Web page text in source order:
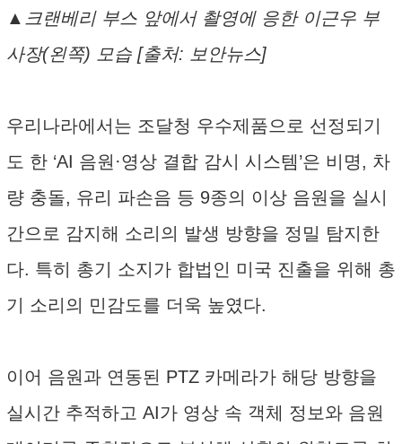
▲크랜베리 부스 앞에서 촬영에 응한 이근우 부
사장(왼쪽) 모습 [출처: 보안뉴스]
우리나라에서는 조달청 우수제품으로 선정되기
도 한 ‘AI 음원·영상 결합 감시 시스템’은 비명, 차
량 충돌, 유리 파손음 등 9종의 이상 음원을 실시
간으로 감지해 소리의 발생 방향을 정밀 탐지한
다. 특히 총기 소지가 합법인 미국 진출을 위해 총
기 소리의 민감도를 더욱 높였다.
이어 음원과 연동된 PTZ 카메라가 해당 방향을
실시간 추적하고 AI가 영상 속 객체 정보와 음원